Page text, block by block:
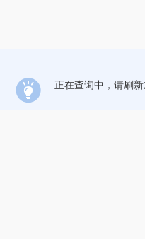
正在查询中，请刷